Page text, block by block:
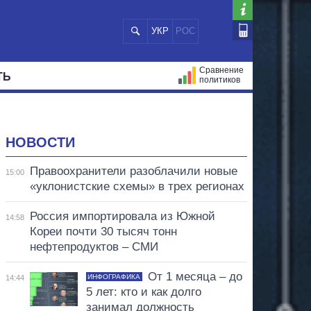
УКР РОС
Сравнение
политиков
НОВОСТИ
15:00
Правоохранители разоблачили новые
«уклонистские схемы» в трех регионах
14:58
Россия импортировала из Южной
Кореи почти 30 тысяч тонн
нефтепродуктов – СМИ
14:44 ИНФОГРАФИКА
От 1 месяца – до
5 лет: кто и как долго
занимал должность